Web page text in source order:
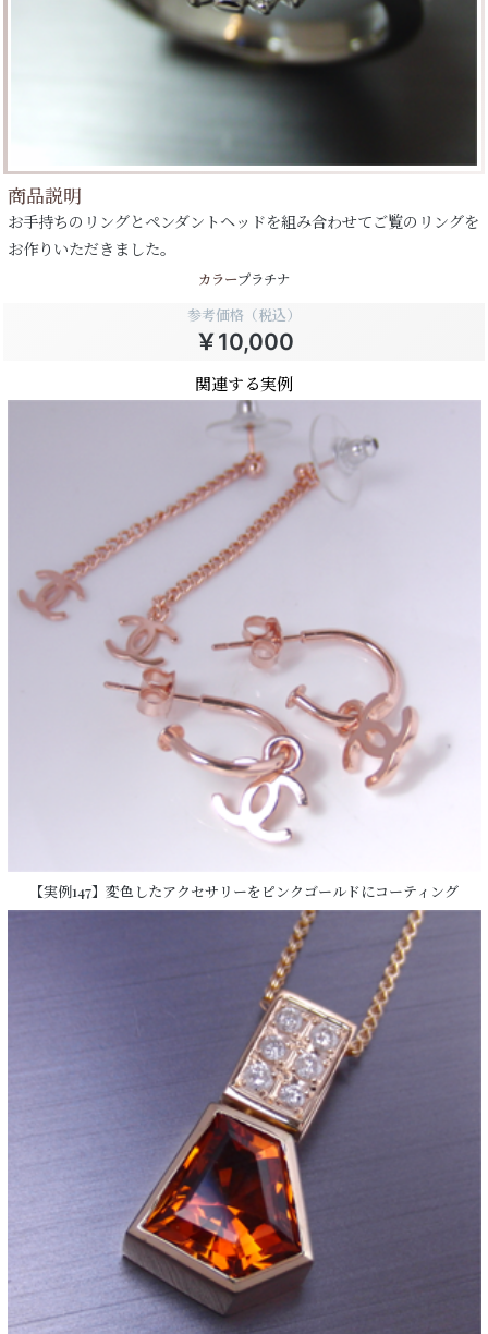
商品説明
お手持ちのリングとペンダントヘッドを組み合わせてご覧のリングを
お作りいただきました。
カラープラチナ
参考価格（税込）
￥10,000
関連する実例
【実例147】変色したアクセサリーをピンクゴールドにコーティング